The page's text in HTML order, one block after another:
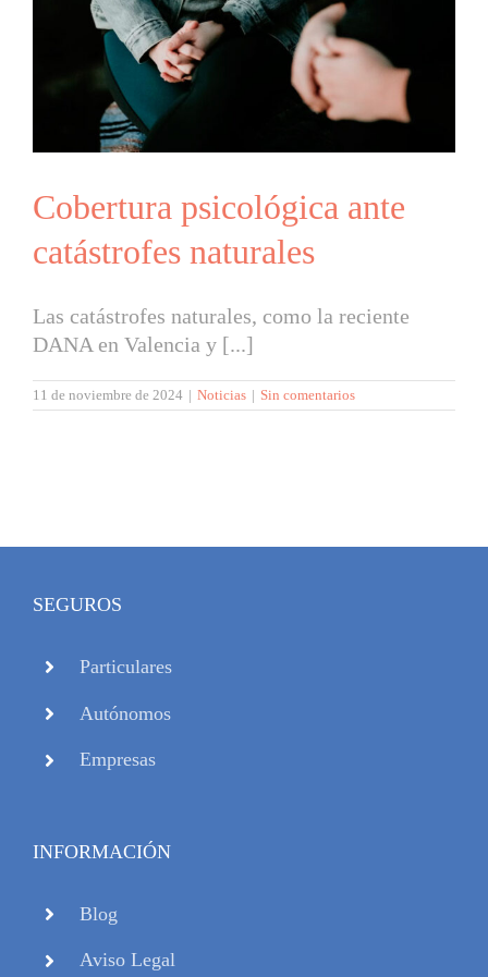
Cobertura psicológica ante
catástrofes naturales
Las catástrofes naturales, como la reciente
DANA en Valencia y [...]
11 de noviembre de 2024 | Noticias | Sin comentarios
SEGUROS
Particulares
Autónomos
Empresas
INFORMACIÓN
Blog
Aviso Legal